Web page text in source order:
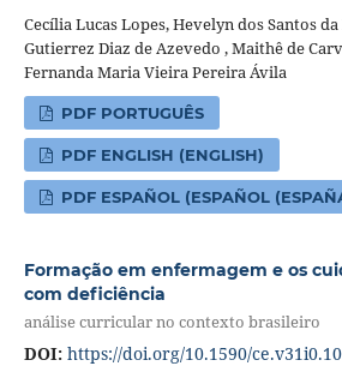
Cecília Lucas Lopes, Hevelyn dos Santos
Gutierrez Diaz de Azevedo , Maithê de
Fernanda Maria Vieira Pereira Ávila
PDF PORTUGUÊS
PDF ENGLISH (ENGLISH)
PDF ESPAÑOL (ESPAÑOL
Formação em enfermagem e os
com deficiência
análise curricular no contexto brasileiro
DOI: https://doi.org/10.1590/